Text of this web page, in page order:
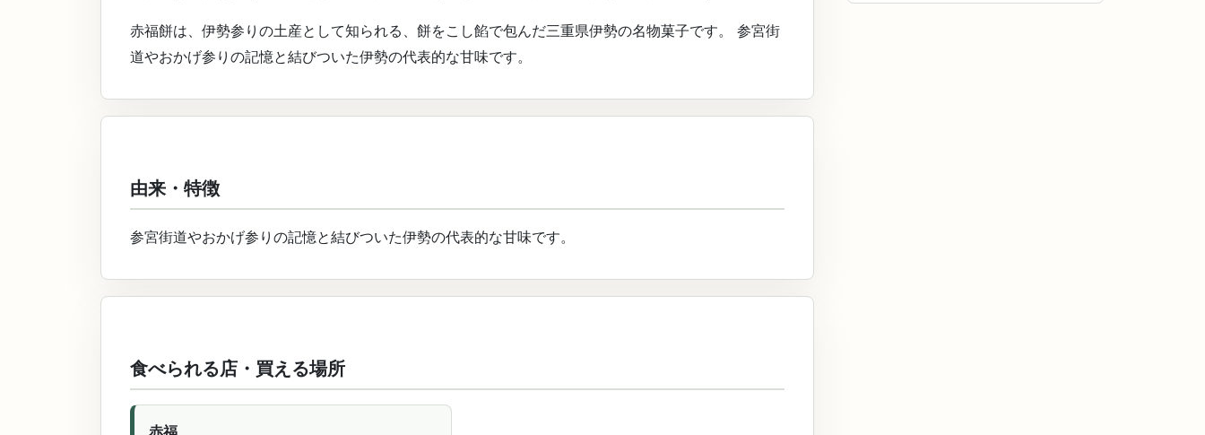
赤福餅は、伊勢参りの土産として知られる、餅をこし餡で包んだ三重県伊勢の名物菓子です。 参宮街
道やおかげ参りの記憶と結びついた伊勢の代表的な甘味です。
由来・特徴
参宮街道やおかげ参りの記憶と結びついた伊勢の代表的な甘味です。
食べられる店・買える場所
赤福